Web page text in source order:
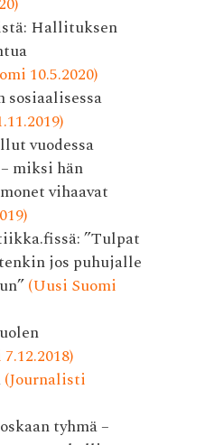
Hallituksen
10.5.2020)
vuodessa
miksi hän
vihaavat
”Tulpat
jos puhujalle
(Uusi Suomi
(Journalisti
tyhmä –